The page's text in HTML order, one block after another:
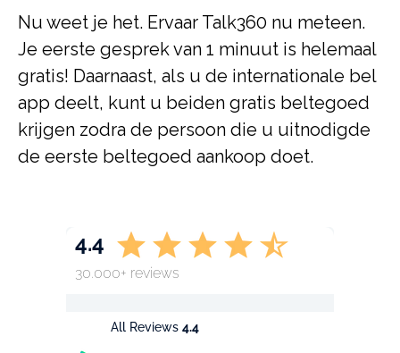
Nu weet je het. Ervaar Talk360 nu meteen.
Je eerste gesprek van 1 minuut is helemaal
gratis! Daarnaast, als u de internationale bel
app deelt, kunt u beiden gratis beltegoed
krijgen zodra de persoon die u uitnodigde
de eerste beltegoed aankoop doet.
All Reviews 4.4
4.4
30.000+ reviews